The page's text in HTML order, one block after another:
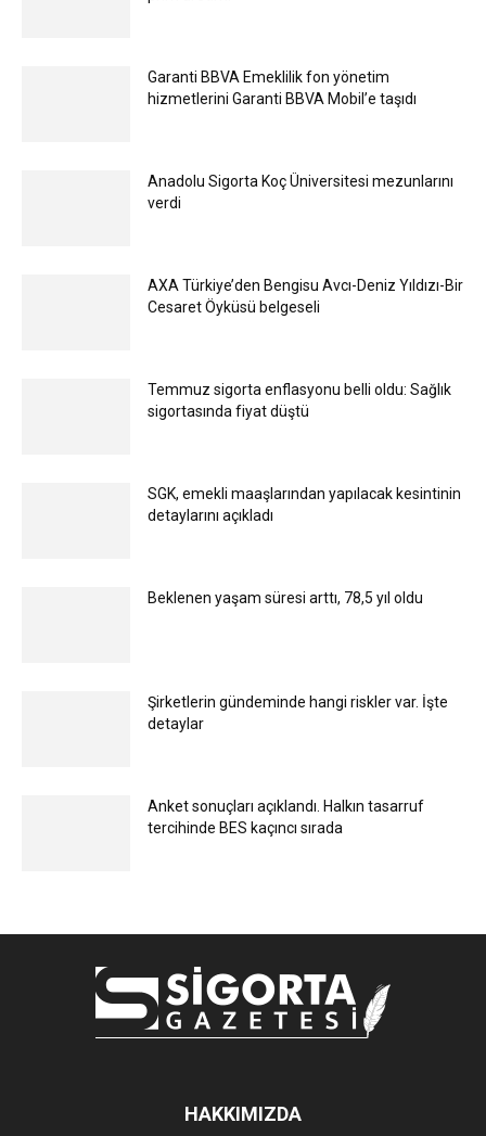
Garanti BBVA Emeklilik fon yönetim
hizmetlerini Garanti BBVA Mobil’e taşıdı
Anadolu Sigorta Koç Üniversitesi mezunlarını
verdi
AXA Türkiye’den Bengisu Avcı-Deniz Yıldızı-Bir
Cesaret Öyküsü belgeseli
Temmuz sigorta enflasyonu belli oldu: Sağlık
sigortasında fiyat düştü
SGK, emekli maaşlarından yapılacak kesintinin
detaylarını açıkladı
Beklenen yaşam süresi arttı, 78,5 yıl oldu
Şirketlerin gündeminde hangi riskler var. İşte
detaylar
Anket sonuçları açıklandı. Halkın tasarruf
tercihinde BES kaçıncı sırada
HAKKIMIZDA